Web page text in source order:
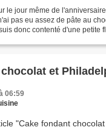
le jour même de
pas eu assez de pâte au
donc contenté d'une petite
et
06:59